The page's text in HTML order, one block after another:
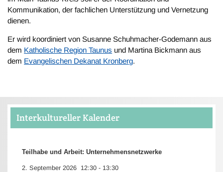
Kommunikation, der fachlichen Unterstützung und Vernetzung
dienen.
Er wird koordiniert von Susanne Schuhmacher-Godemann aus
dem Katholische Region Taunus und Martina Bickmann aus
dem Evangelischen Dekanat Kronberg.
Interkultureller Kalender
Teilhabe und Arbeit: Unternehmensnetzwerke
2. September 2026 12:30 - 13:30